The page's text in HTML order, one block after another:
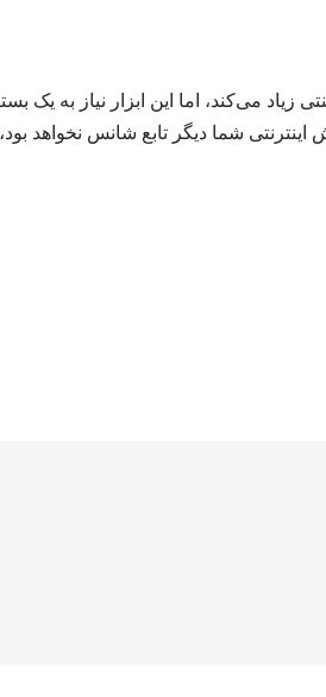
می‌کند، اما این ابزار نیاز به یک بستر
شما دیگر تابع شانس نخواهد بود،